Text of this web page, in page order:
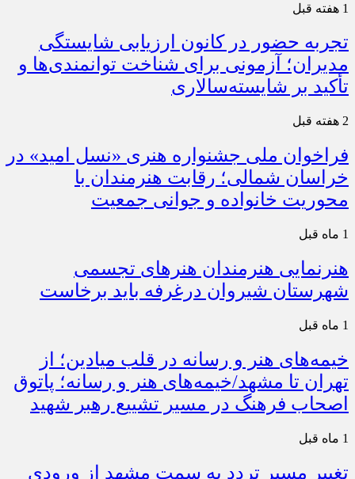
1 هفته قبل
تجربه حضور در کانون ارزیابی شایستگی
مدیران؛ آزمونی برای شناخت توانمندی‌ها و
تأکید بر شایسته‌سالاری
2 هفته قبل
فراخوان ملی جشنواره هنری «نسل امید» در
خراسان شمالی؛ رقابت هنرمندان با
محوریت خانواده و جوانی جمعیت
1 ماه قبل
هنرنمایی هنرمندان هنرهای تجسمی
شهرستان شیروان درغرفه باید برخاست
1 ماه قبل
خیمه‌های هنر و رسانه در قلب میادین؛ از
تهران تا مشهد/خیمه‌های هنر و رسانه؛ پاتوق
اصحاب فرهنگ در مسیر تشییع رهبر شهید
1 ماه قبل
تغییر مسیر تردد به سمت مشهد از ورودی